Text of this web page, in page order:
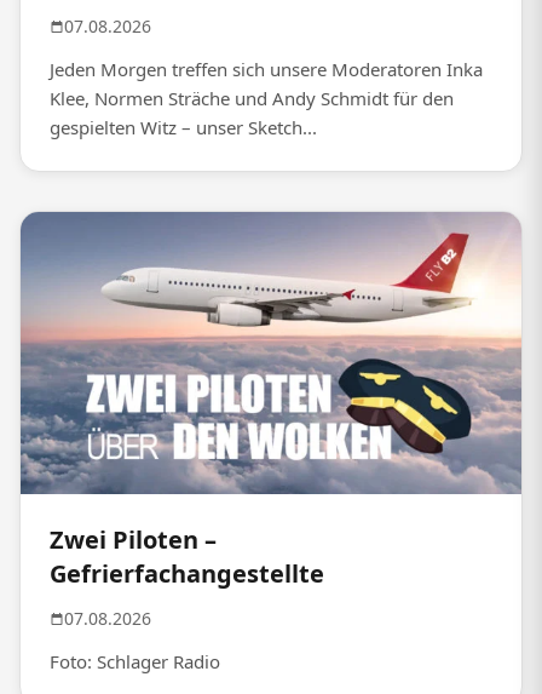
07.08.2026
Jeden Morgen treffen sich unsere Moderatoren Inka
Klee, Normen Sträche und Andy Schmidt für den
gespielten Witz – unser Sketch...
Zwei Piloten –
Gefrierfachangestellte
07.08.2026
Foto: Schlager Radio